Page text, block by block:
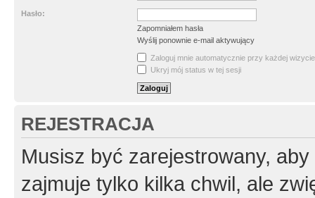
Hasło:
Zapomniałem hasła
Wyślij ponownie e-mail aktywujący
Zaloguj mnie automatycznie przy każdej wizycie
Ukryj mój status w tej sesji
REJESTRACJA
Musisz być zarejestrowany,
zajmuje tylko kilka chwil, ale